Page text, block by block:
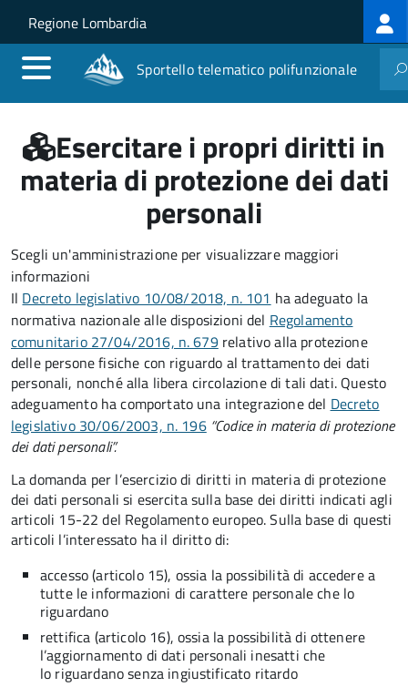
Salta al contenuto principale
Skip to site navigation
Regione Lombardia
Sportello telematico polifunzionale
Esercitare i propri diritti in
materia di protezione dei dati
personali
Scegli un'amministrazione per visualizzare maggiori
informazioni
Il Decreto legislativo 10/08/2018, n. 101 ha adeguato la
normativa nazionale alle disposizioni del Regolamento
comunitario 27/04/2016, n. 679relativo alla protezione
delle persone fisiche con riguardo al trattamento dei dati
personali, nonché alla libera circolazione di tali dati. Questo
adeguamento ha comportato una integrazione del Decreto
legislativo 30/06/2003, n. 196 “Codice in materia di protezione
dei dati personali”.
La domanda per l’esercizio di diritti in materia di protezione
dei dati personali si esercita sulla base dei diritti indicati agli
articoli 15-22 del Regolamento europeo. Sulla base di questi
articoli l’interessato ha il diritto di:
accesso (articolo 15), ossia la possibilità di accedere a
tutte le informazioni di carattere personale che lo
riguardano
rettifica (articolo 16), ossia la possibilità di ottenere
l’aggiornamento di dati personali inesatti che
lo riguardano senza ingiustificato ritardo